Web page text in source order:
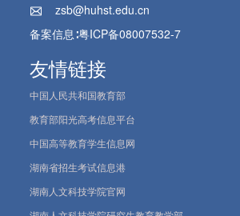
zsb@huhst.edu.cn
备案信息∶粤ICP备08007532-7
友情链接
中国人民共和国教育部
教育部阳光高考信息平台
中国高等教育学生信息网
湖南省招生考试信息港
湖南人文科技学院官网